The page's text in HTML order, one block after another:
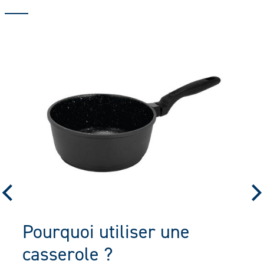
Pourquoi utiliser une
casserole ?